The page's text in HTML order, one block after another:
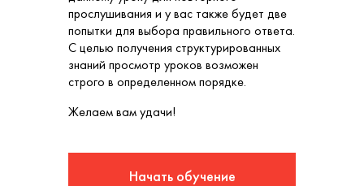
прослушивания и у вас также будет две
попытки для выбора правильного ответа.
С целью получения структурированных
знаний просмотр уроков возможен
строго в определенном порядке.
Желаем вам удачи!
Начать обучение